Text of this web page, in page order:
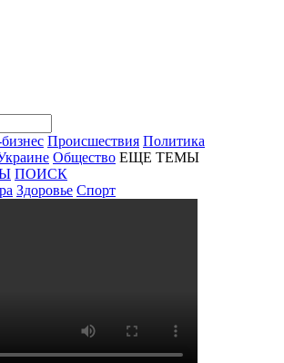
Происшествия Политика
Общество ЕЩЕ ТЕМЫ
ПОИСК
Здоровье Спорт